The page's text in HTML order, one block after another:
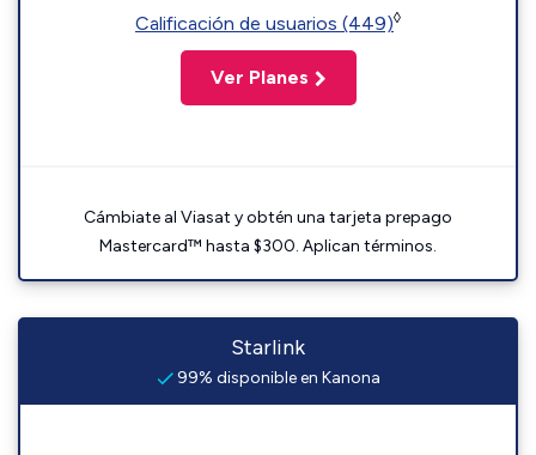
Calificación de usuarios (449)◊
Ver Planes
Cámbiate al Viasat y obtén una tarjeta prepago
Mastercard™ hasta $300. Aplican términos.
Starlink
99% disponible en Kanona